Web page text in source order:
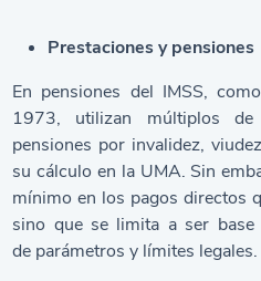
Prestaciones y pensiones
En pensiones del IMSS,
1973, utilizan múltiplos
pensiones por invalidez,
su cálculo en la UMA. Sin
mínimo en los pagos directos
sino que se limita a ser
de parámetros y límites legales.